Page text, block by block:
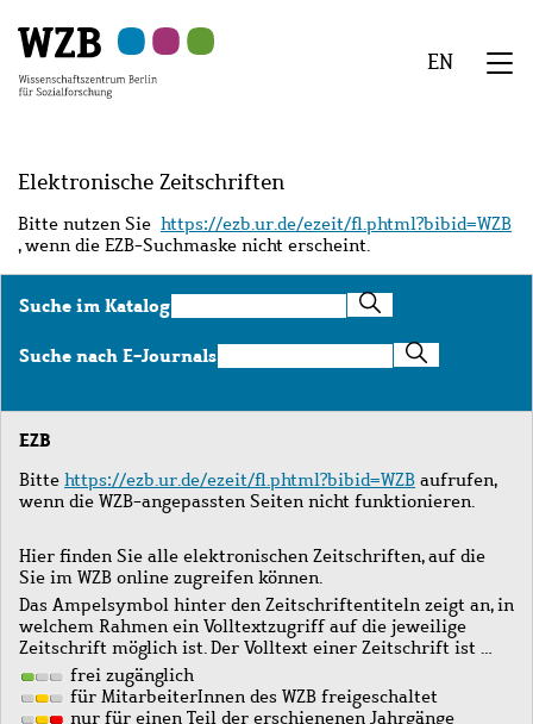
Hauptinhalt
springen
Navigation
springen
Suche
springen
Sekundärnavigation
springen
Fußzeile
springen
EN
Elektronische Zeitschriften
Bitte nutzen Sie https://ezb.ur.de/ezeit/fl.phtml?bibid=WZB
, wenn die EZB-Suchmaske nicht erscheint.
Suche im KatalogSuche
im
Katalog
Suche nach E-JournalsSuche
nach
Journals
EZB
Bitte https://ezb.ur.de/ezeit/fl.phtml?bibid=WZB aufrufen,
wenn die WZB-angepassten Seiten nicht funktionieren.
Hier finden Sie alle elektronischen Zeitschriften, auf die
Sie im WZB online zugreifen können.
Das Ampelsymbol hinter den Zeitschriftentiteln zeigt an, in
welchem Rahmen ein Volltextzugriff auf die jeweilige
Zeitschrift möglich ist. Der Volltext einer Zeitschrift ist …
frei zugänglich
für MitarbeiterInnen des WZB freigeschaltet
nur für einen Teil der erschienenen Jahrgänge